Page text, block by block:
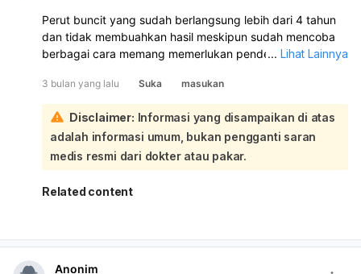
Perut buncit yang sudah berlangsung lebih dari 4 tahun
dan tidak membuahkan hasil meskipun sudah mencoba
berbagai cara memang memerlukan pendekatan yang
penumpukan lemak visceral yang membandel, yang tidak
hanya memengaruhi penampilan tetapi juga kesehatan:
Meskipun Anda sudah mencoba olahraga seperti senam,
lari, dan bersepeda, serta jamu herbal, kuncinya
seringkali terletak pada konsistensi, intensitas yang tepat,
dan kombinasi dengan pola makan yang benar. Beberapa
langkah yang bisa Anda pertimbangkan:
konsumsi alkohol (meskipun tidak sering, tetap
... Lihat Lainnya
3 bulan yang lalu Suka masukan
Disclaimer: Informasi yang disampaikan di atas
adalah informasi umum, bukan pengganti saran
medis resmi dari dokter atau pakar.
Related content
Anonim